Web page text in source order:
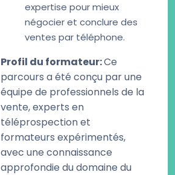
expertise pour mieux
négocier et conclure des
ventes par téléphone.
Profil du formateur:Ce
parcours a été conçu par une
équipe de professionnels de la
vente, experts en
téléprospection et
formateurs expérimentés,
avec une connaissance
approfondie du domaine du